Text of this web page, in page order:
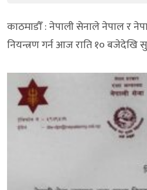
काठमाडौँ : नेपाली सेनाले नेपाल र
नियन्त्रण गर्न आज राति १० बजेदेखि